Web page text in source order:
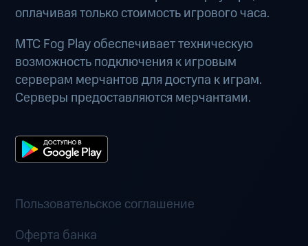
оплачивая только стоимость игрового часа.
МТС Fog Play обеспечивает техническую
возможность подключения к игровым
серверам мерчантов для доступа к играм.
Серверы предоставляются мерчантами.
Пользовательское соглашение
Оферта банка